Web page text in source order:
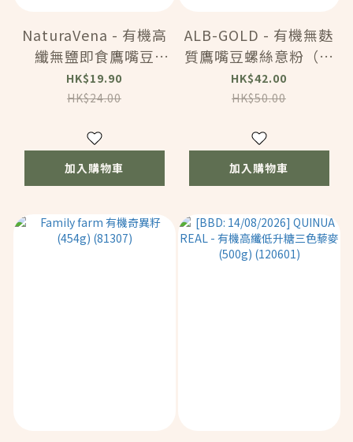
NaturaVena - 有機高
纖無鹽即食鷹嘴豆
(400g) (12605)
HK$19.90
HK$24.00
加入購物車
ALB-GOLD - 有機無麩
質鷹嘴豆螺絲意粉（高
蛋白質，高纖）
(250g) (93205)
HK$42.00
HK$50.00
加入購物車